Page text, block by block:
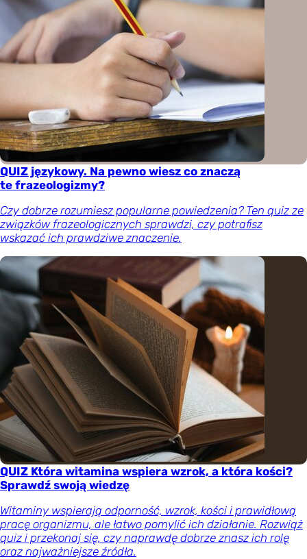
QUIZ językowy. Na pewno wiesz co znaczą
te frazeologizmy?
Czy dobrze rozumiesz popularne powiedzenia? Ten quiz ze
związków frazeologicznych sprawdzi, czy potrafisz
wskazać ich prawdziwe znaczenie.
QUIZ Która witamina wspiera wzrok, a która kości?
Sprawdź swoją wiedzę
Witaminy wspierają odporność, wzrok, kości i prawidłową
pracę organizmu, ale łatwo pomylić ich działanie. Rozwiąż
quiz i przekonaj się, czy naprawdę dobrze znasz ich rolę
oraz najważniejsze źródła.